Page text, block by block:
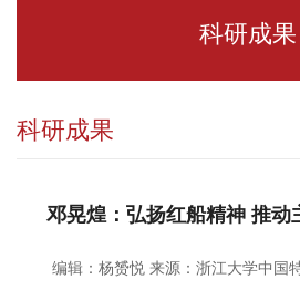
科研成果
科研成果
邓晃煌：弘扬红船精神 推动
编辑：杨赟悦 来源：浙江大学中国